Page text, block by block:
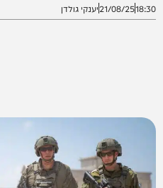
18:30
21/08/25יענקי גולדן